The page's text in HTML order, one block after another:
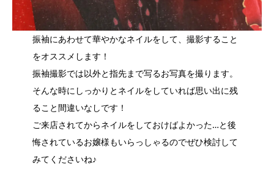
振袖にあわせて華やかなネイルをして、撮影すること
をオススメします！
振袖撮影では以外と指先まで写るお写真を撮ります。
そんな時にしっかりとネイルをしていれば思い出に残
ること間違いなしです！
ご来店されてからネイルをしておけばよかった…と後
悔されているお嬢様もいらっしゃるのでぜひ検討して
みてくださいね♪